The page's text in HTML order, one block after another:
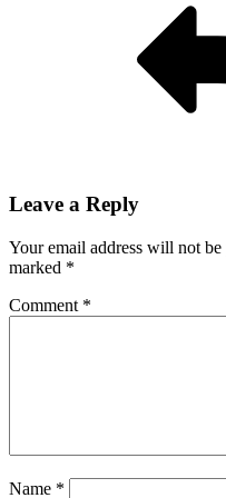
Leave a Reply
Your email address will not be
marked *
Comment *
Name *